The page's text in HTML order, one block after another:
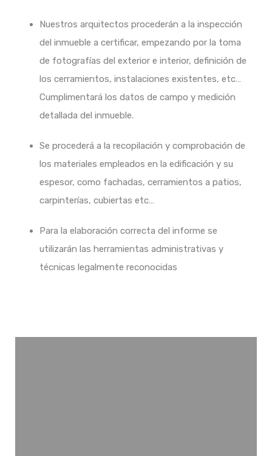
Nuestros arquitectos procederán a la inspección
del inmueble a certificar, empezando por la toma
de fotografías del exterior e interior, definición de
los cerramientos, instalaciones existentes, etc…
Cumplimentará los datos de campo y medición
detallada del inmueble.
Se procederá a la recopilación y comprobación de
los materiales empleados en la edificación y su
espesor, como fachadas, cerramientos a patios,
carpinterías, cubiertas etc…
Para la elaboración correcta del informe se
utilizarán las herramientas administrativas y
técnicas legalmente reconocidas